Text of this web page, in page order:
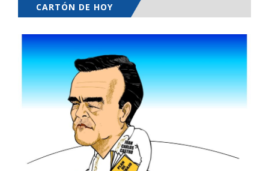
CARTÓN DE HOY